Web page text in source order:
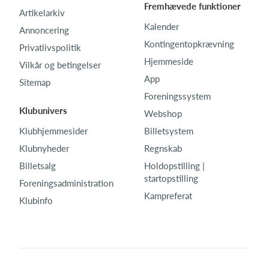
Artikelarkiv
Annoncering
Privatlivspolitik
Vilkår og betingelser
Sitemap
Klubunivers
Klubhjemmesider
Klubnyheder
Billetsalg
Foreningsadministration
Klubinfo
Fremhævede funktioner
Kalender
Kontingentopkrævning
Hjemmeside
App
Foreningssystem
Webshop
Billetsystem
Regnskab
Holdopstilling |
startopstilling
Kampreferat